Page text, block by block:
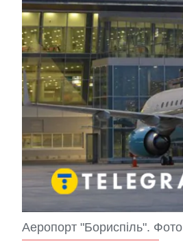
Аеропорт "Бориспіль". Фото